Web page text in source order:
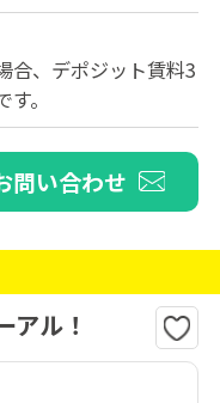
合、デポジット賃料3
。
問い合わせ
アル！